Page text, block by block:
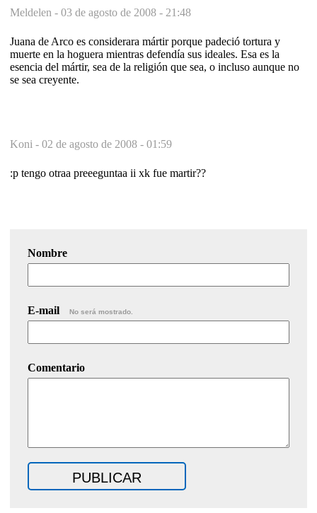
Meldelen - 03 de agosto de 2008 - 21:48
Juana de Arco es considerara mártir porque padeció tortura y
muerte en la hoguera mientras defendía sus ideales. Esa es la
esencia del mártir, sea de la religión que sea, o incluso aunque no
se sea creyente.
Koni - 02 de agosto de 2008 - 01:59
:p tengo otraa preeeguntaa ii xk fue martir??
Nombre
E-mail No será mostrado.
Comentario